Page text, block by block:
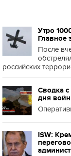
Утро
Главное
После
российских
Сводка с
дня
ISW: